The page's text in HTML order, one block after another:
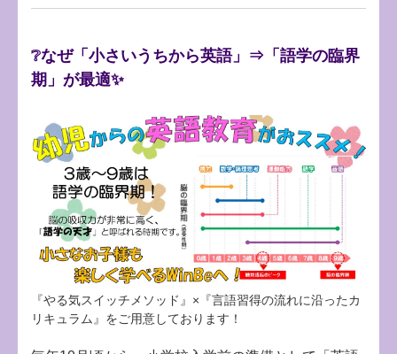
❔なぜ「小さいうちから英語」⇒「語学の臨界
期」が最適✨
『やる気スイッチメソッド』×『言語習得の流れに沿ったカ
リキュラム』をご用意しております！